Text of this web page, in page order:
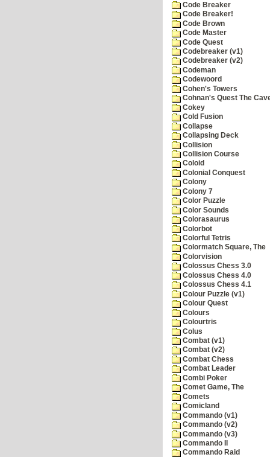
Code Breaker
Code Breaker!
Code Brown
Code Master
Code Quest
Codebreaker (v1)
Codebreaker (v2)
Codeman
Codewoord
Cohen's Towers
Cohnan's Quest The
Cokey
Cold Fusion
Collapse
Collapsing Deck
Collision
Collision Course
Coloid
Colonial Conquest
Colony
Colony 7
Color Puzzle
Color Sounds
Colorasaurus
Colorbot
Colorful Tetris
Colormatch Square, The
Colorvision
Colossus Chess 3.0
Colossus Chess 4.0
Colossus Chess 4.1
Colour Puzzle (v1)
Colour Quest
Colours
Colourtris
Colus
Combat (v1)
Combat (v2)
Combat Chess
Combat Leader
Combi Poker
Comet Game, The
Comets
Comicland
Commando (v1)
Commando (v2)
Commando (v3)
Commando II
Commando Raid